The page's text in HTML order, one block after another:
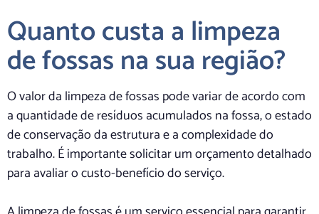
Quanto custa a limpeza
de fossas na sua região?
O valor da limpeza de fossas pode variar de acordo com
a quantidade de resíduos acumulados na fossa, o estado
de conservação da estrutura e a complexidade do
trabalho. É importante solicitar um orçamento detalhado
para avaliar o custo-benefício do serviço.